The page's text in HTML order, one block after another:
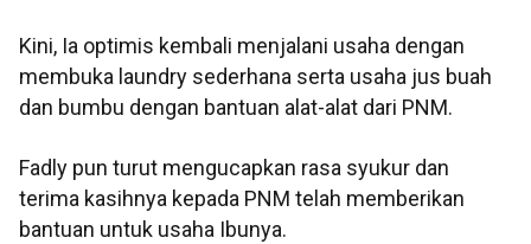
Kini, Ia optimis kembali menjalani usaha dengan
membuka laundry sederhana serta usaha jus buah
dan bumbu dengan bantuan alat-alat dari PNM.
Fadly pun turut mengucapkan rasa syukur dan
terima kasihnya kepada PNM telah memberikan
bantuan untuk usaha Ibunya.